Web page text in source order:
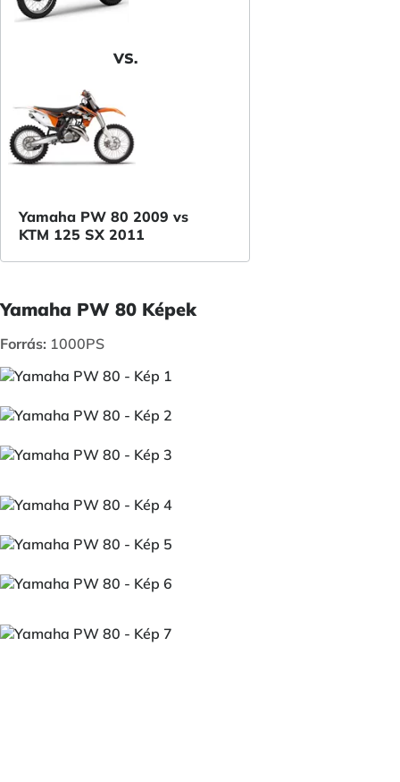
VS.
Yamaha PW 80 2009 vs
KTM 125 SX 2011
Yamaha PW 80 Képek
Forrás: 1000PS